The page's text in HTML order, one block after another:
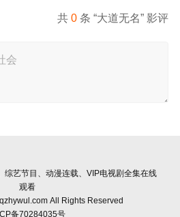
共0 条 “大道无名” 影评
综艺节目、动漫连载、VIP电视剧全集在线
观看
All Rights Reserved
备70284035号